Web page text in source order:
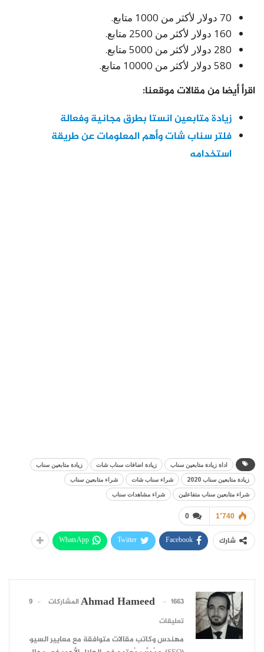
70 دولار لأكثر من 1000 متابع.
160 دولار لأكثر من 2500 متابع.
280 دولار لأكثر من 5000 متابع.
580 دولار لأكثر من 10000 متابع.
اقرأ أيضا من مقالات موقعنا:
زيادة متابعين انستا بطرق مجانية وفعالة
فلتر سناب شات وأهم المعلومات عن طريقة
استخدامه
اداة زيادة متابعين سناب زيادة اضافات سناب شات
زيادة متابعين سناب
زيادة متابعين سناب 2020
شراء سناب شات
شراء متابعين سناب
شراء متابعين سناب متفاعلين
شراء مشاهدات سناب
0 1٬740
شارك Facebook
Twitter
WhatsApp
Ahmad Hameed 1663 المشاركات
9
تعليقات
مهندس وكاتب مقالات متوافقة مع معايير السيو